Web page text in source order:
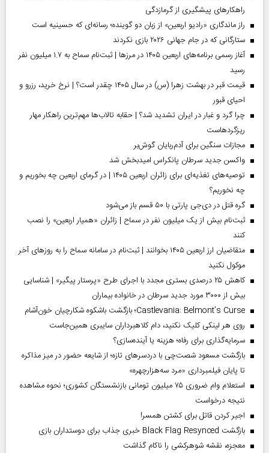
راهکارهای پیشگیری از گرمازدگی
راز ماندگاری «رادیو اربعین» از زبان دو گوینده؛ رسانه‌ای که حسینیه است
ستارگانی که در جام جهانی ۲۰۲۶ بازی نکردند
آغاز رسمی برنامه‌های اربعین ۱۴۰۵ در مرز‌ها | ثبت‌نام سماح به ۱.۷ میلیون نفر
رسید
قیمت قبر در بهشت زهرا (س) در سال ۱۴۰۵ چقدر است؟ | نرخ خرید، رزرو و
احیای قبور
چرا گرد و غبار در ایران تشدید شد؟ | حقابه تالاب‌ها مهم‌ترین راهکار مهار
ریزگردهاست
مجازات سنگین برای آدم‌ربایان گوش‌بر
واکسن جدید سرطان پانکراس امیدبخش شد
توصیه‌های تغذیه‌ای برای زائران اربعین ۱۴۰۵ | در گرمای اربعین چه بخوریم و
چه نخوریم؟
گره قتل در دی‌جی پارتی با ۵۰ قسم باز می‌شود
ثبت‌نام بیش از یک میلیون نفر در سماح | زائران «همیار اربعین» را نصب
کنند
متقاضیان ارز اربعین ۱۴۰۵ بخوانند | ثبت‌نام در سامانه سماح را به روز‌های آخر
موکول نکنید
کاهش ۲۵ درصدی بستری مجدد با اجرای طرح «پرستار پیگیر» | شناسایی
بیش از ۳۰۰۰ مورد جدید سرطان در خانواده بیماران
Castlevania: Belmont’s Curse؛ بازگشت باشکوه شکارچیان خون‌آشام
روی هر لینکی کلیک نکنید، دام کلاهبرداران سایبری همین‌جاست
سرمایه‌گذاری برای رفاه؛ هزینه یا آینده‌سازی؟
بازگشت مسعود شصت‌چی با دردسر‌های تازه؛ از شایعه حضور در میز مذاکره
تا پایان فیلمبرداری «مرد سه‌هزارچهره»
استعلام وام ضروری ۷۵ میلیون تومانی بازنشستگان کشوری؛ نحوه مشاهده
نتیجه درخواست
اجیر کردن قاتل برای کشتن همسر!
بازگشت Black Flag Resynced خبری جذاب برای دوستداران بازی
معجزه، نقشه شوهرکشی را ناکام گذاشت